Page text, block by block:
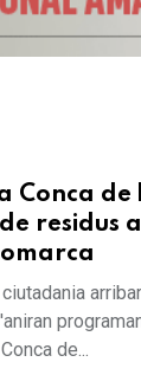
Conca
residus
de...